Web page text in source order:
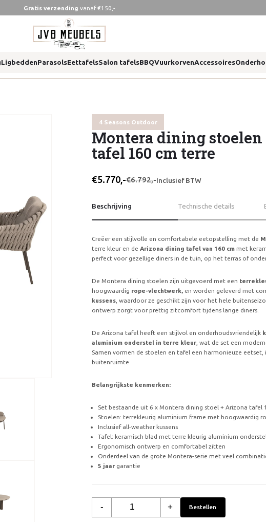
Gratis verzending vanaf €150,-
LigbeddenParasolsEettafelsSalon tafelsBBQVuurkorvenAccessoires
4 Seasons Outdoor
Montera dining stoelen
tafel 160 cm terre
€5.770,-€6.792,-Inclusief BTW
Beschrijving Technische details
Creëer een stijlvolle en comfortabele eetopstelling met de
terre kleur en de Arizona dining tafel van 160 cm met
perfect voor gezellige diners in de tuin, op het terras of
De Montera dining stoelen zijn uitgevoerd met een
hoogwaardig rope-vlechtwerk, en worden geleverd met
kussens , waardoor ze geschikt zijn voor het hele
ontwerp zorgt voor prettig zitcomfort tijdens lange diners.
De Arizona tafel heeft een stijlvol en onderhoudsvriendelijk
aluminium onderstel in terre kleur , wat de set een
Samen vormen de stoelen en tafel een harmonieuze eetset,
buitenruimte.
Belangrijkste kenmerken:
Set bestaande uit 6 x Montera dining stoel + Arizona tafel
Stoelen: terrekleurig aluminium frame met hoogwaardig
Inclusief all-weather kussens
Tafel: keramisch blad met terre kleurig aluminium onderstel
Ergonomisch ontwerp en comfortabel zitten
Onderdeel van de grote Montera-serie met veel
5 jaar garantie
- + Bestellen